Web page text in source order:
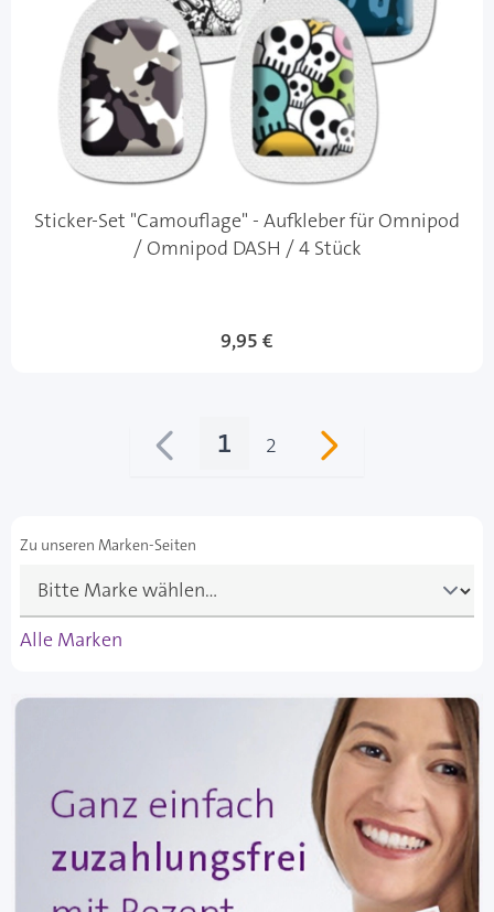
Sticker-Set "Camouflage" - Aufkleber für Omnipod
/ Omnipod DASH / 4 Stück
9,95 €
Sie lesen gerade Seite
1 Seite
2
Zu unseren Marken-Seiten
Alle Marken